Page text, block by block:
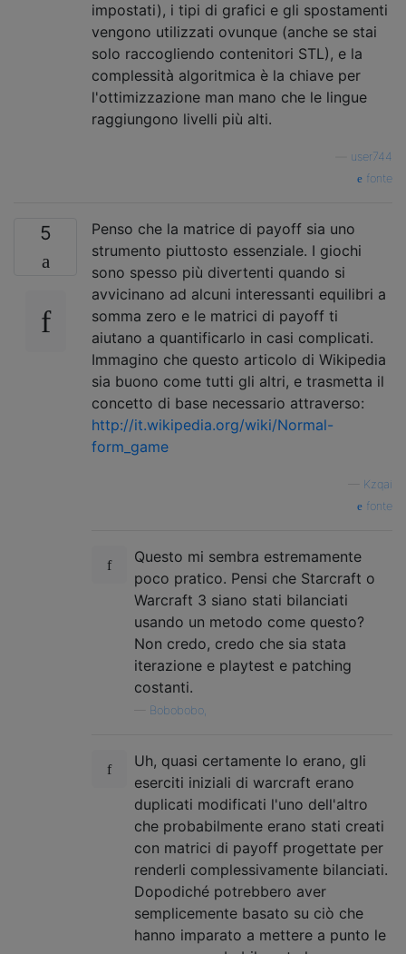
impostati), i tipi di grafici e gli spostamenti
vengono utilizzati ovunque (anche se stai
solo raccogliendo contenitori STL), e la
complessità algoritmica è la chiave per
l'ottimizzazione man mano che le lingue
raggiungono livelli più alti.
user744
fonte
5
Penso che la matrice di payoff sia uno
strumento piuttosto essenziale. I giochi
sono spesso più divertenti quando si
avvicinano ad alcuni interessanti equilibri a
somma zero e le matrici di payoff ti
aiutano a quantificarlo in casi complicati.
Immagino che questo articolo di Wikipedia
sia buono come tutti gli altri, e trasmetta il
concetto di base necessario attraverso:
http://it.wikipedia.org/wiki/Normal-
form_game
Kzqai
fonte
Questo mi sembra estremamente
poco pratico. Pensi che Starcraft o
Warcraft 3 siano stati bilanciati
usando un metodo come questo?
Non credo, credo che sia stata
iterazione e playtest e patching
costanti.
Bobobobo,
Uh, quasi certamente lo erano, gli
eserciti iniziali di warcraft erano
duplicati modificati l'uno dell'altro
che probabilmente erano stati creati
con matrici di payoff progettate per
renderli complessivamente bilanciati.
Dopodiché potrebbero aver
semplicemente basato su ciò che
hanno imparato a mettere a punto le